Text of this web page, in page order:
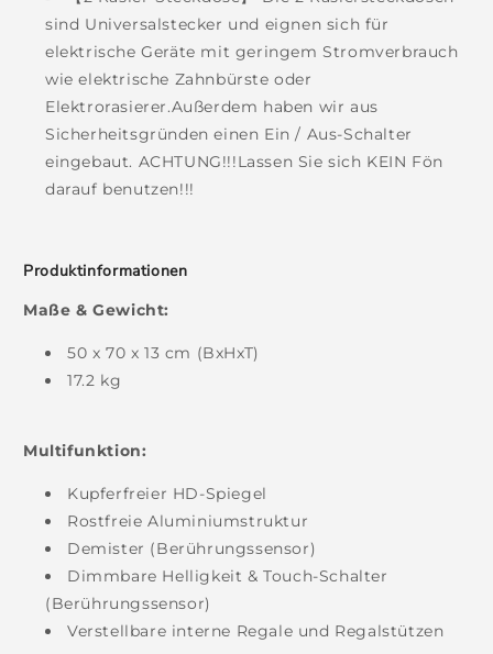
sind Universalstecker und eignen sich für
elektrische Geräte mit geringem Stromverbrauch
wie elektrische Zahnbürste oder
Elektrorasierer.Außerdem haben wir aus
Sicherheitsgründen einen Ein / Aus-Schalter
eingebaut. ACHTUNG!!!Lassen Sie sich KEIN Fön
darauf benutzen!!!
Produktinformationen
Maße & Gewicht:
50 x 70 x 13 cm (BxHxT)
17.2 kg
Multifunktion:
Kupferfreier HD-Spiegel
Rostfreie Aluminiumstruktur
Demister (Berührungssensor)
Dimmbare Helligkeit & Touch-Schalter
(Berührungssensor)
Verstellbare interne Regale und Regalstützen